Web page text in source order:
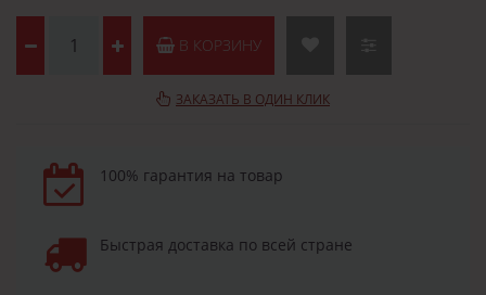
В КОРЗИНУ
ЗАКАЗАТЬ В ОДИН КЛИК
100% гарантия на товар
Быстрая доставка по всей стране